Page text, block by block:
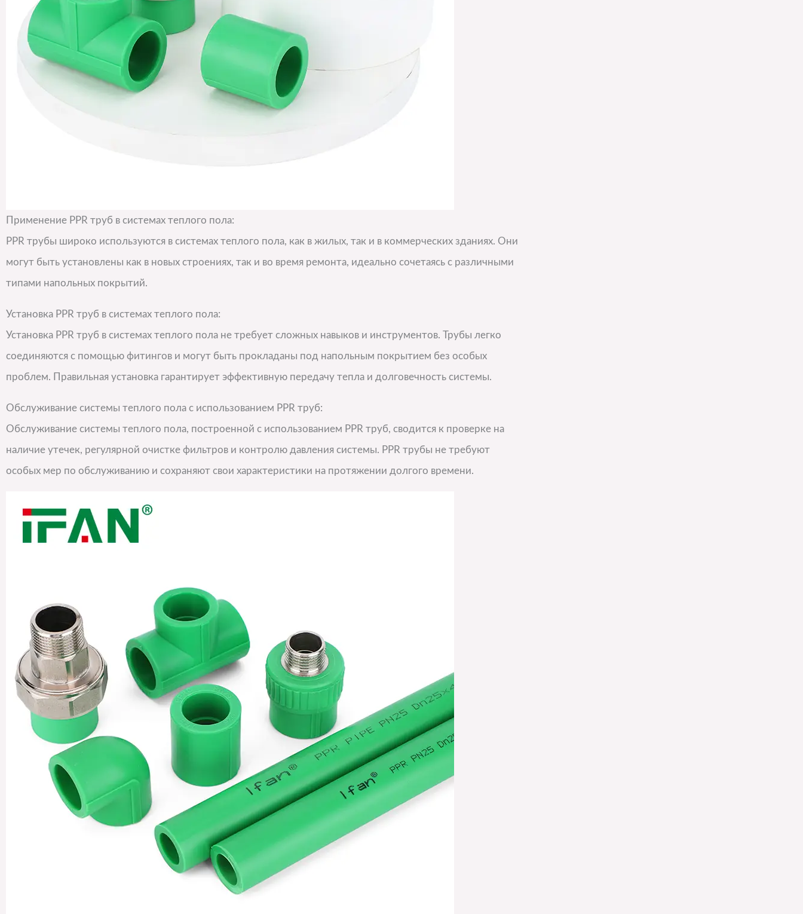
Применение PPR труб в системах теплого пола:
PPR трубы широко используются в системах теплого пола, как в жилых, так и в коммерческих зданиях. Они
могут быть установлены как в новых строениях, так и во время ремонта, идеально сочетаясь с различными
типами напольных покрытий.
Установка PPR труб в системах теплого пола:
Установка PPR труб в системах теплого пола не требует сложных навыков и инструментов. Трубы легко
соединяются с помощью фитингов и могут быть прокладаны под напольным покрытием без особых
проблем. Правильная установка гарантирует эффективную передачу тепла и долговечность системы.
Обслуживание системы теплого пола с использованием PPR труб:
Обслуживание системы теплого пола, построенной с использованием PPR труб, сводится к проверке на
наличие утечек, регулярной очистке фильтров и контролю давления системы. PPR трубы не требуют
особых мер по обслуживанию и сохраняют свои характеристики на протяжении долгого времени.